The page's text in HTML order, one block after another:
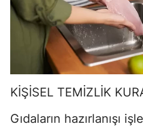
KİŞİSEL TEMİZLİK
Gıdaların hazırlanışı